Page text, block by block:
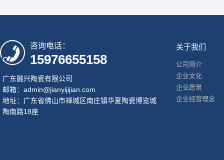
咨询电话：
15976655158
广东融兴陶瓷有限公司
邮箱：admin@jianyijijian.com
地址：广东省佛山市禅城区南庄镇华夏陶瓷博览城
陶南路18座
关于我们
公司简介
企业文化
企业愿景
企业经营理念